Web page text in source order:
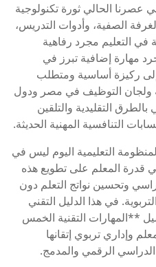
عصرنا الحالي ثورة تكنولوجية
الصفية، وأدوات التدريس،
في التعليم مجرد رفاهية
مهارة إضافية تبرز في
إلى ركيزة أساسية ومتطلب
ولجان التوظيف في مصر ودول
التقليدية والتلقين
التنافسية المهنية الحديثة.
التعليمية اليوم ليس في
قدرة المعلم على تطويع هذه
وتحسين نواتج التعلم دون
في هذا الدليل التقني
**المهارات التقنية الخمس
وإداري تربوي إتقانها
الرقمي والمدمج.